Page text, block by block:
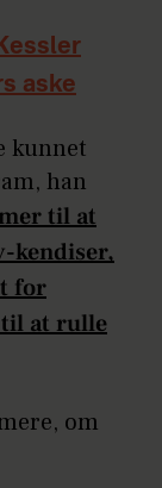
aske
kunnet
han
til at
kendiser,
for
at rulle
om